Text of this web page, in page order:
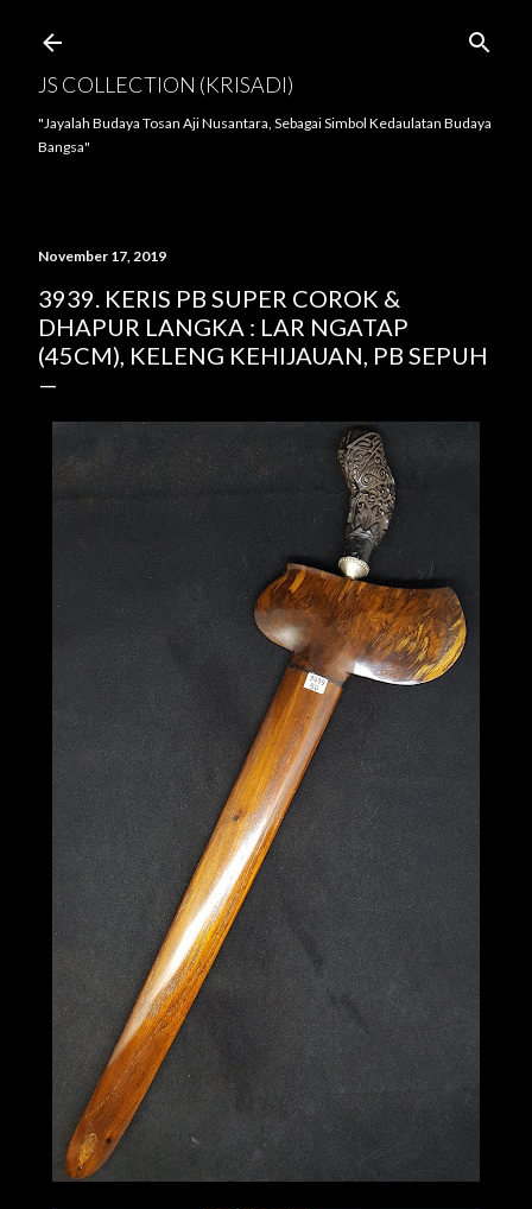
JS COLLECTION (KRISADI)
"Jayalah Budaya Tosan Aji Nusantara, Sebagai Simbol Kedaulatan Budaya
Bangsa"
November 17, 2019
3939. KERIS PB SUPER COROK &
DHAPUR LANGKA : LAR NGATAP
(45CM), KELENG KEHIJAUAN, PB SEPUH